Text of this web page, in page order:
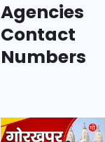
Agencies
Contact
Numbers